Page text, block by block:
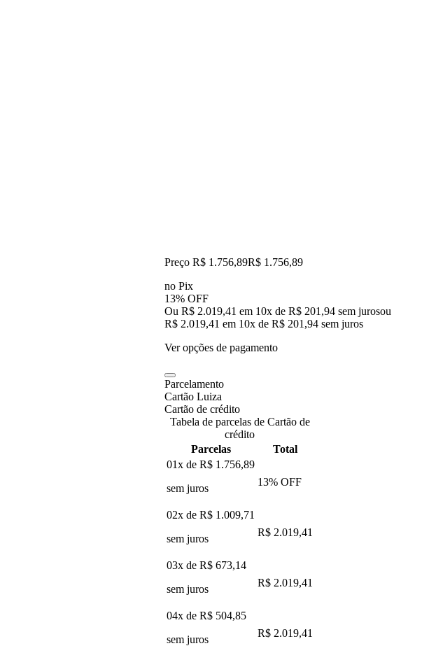
Preço R$ 1.756,89R$ 1.756,89
no Pix
13% OFF
Ou R$ 2.019,41 em 10x de R$ 201,94 sem jurosou
R$ 2.019,41 em 10x de R$ 201,94 sem juros
Ver opções de pagamento
Parcelamento
Cartão Luiza
Cartão de crédito
Tabela de parcelas de Cartão de
crédito
Parcelas
Total
01x de R$ 1.756,89
sem juros
13% OFF
02x de R$ 1.009,71
sem juros
R$ 2.019,41
03x de R$ 673,14
sem juros
R$ 2.019,41
04x de R$ 504,85
sem juros
R$ 2.019,41